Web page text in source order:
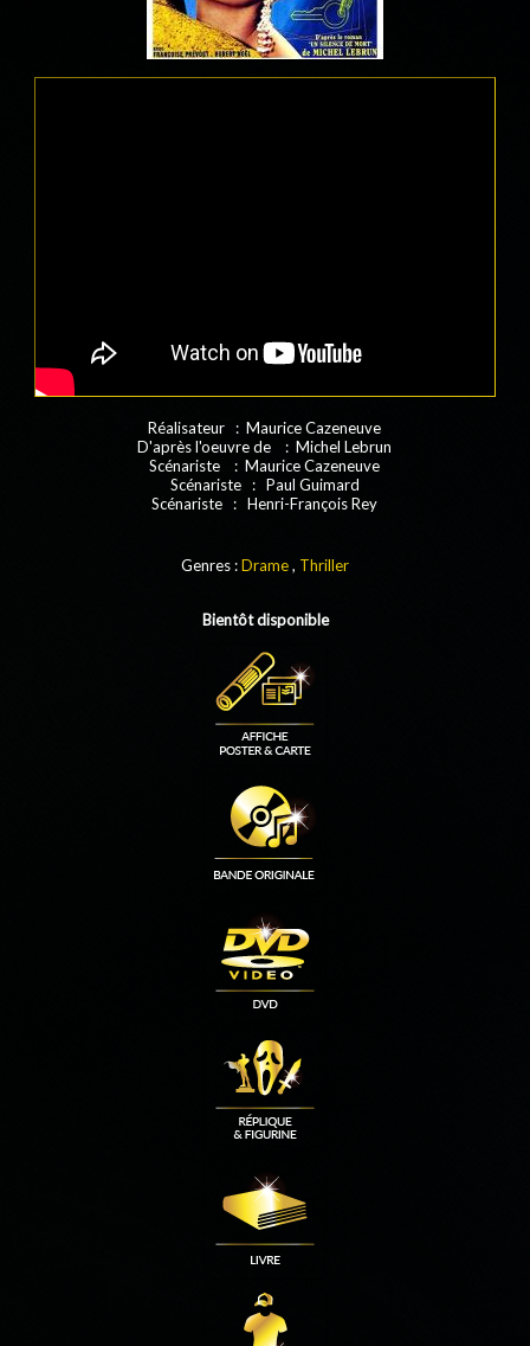
Réalisateur : Maurice Cazeneuve
D'après l'oeuvre de : Michel Lebrun
Scénariste : Maurice Cazeneuve
Scénariste : Paul Guimard
Scénariste : Henri-François Rey
Genres :Drame, Thriller
Bientôt disponible